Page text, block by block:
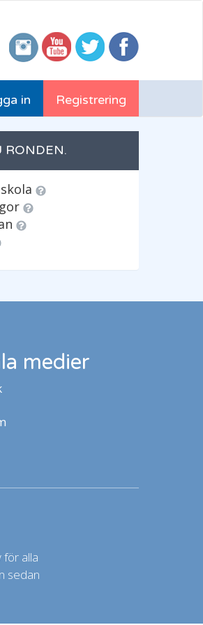
Registrering
in
RONDEN.
medier
för alla
sedan